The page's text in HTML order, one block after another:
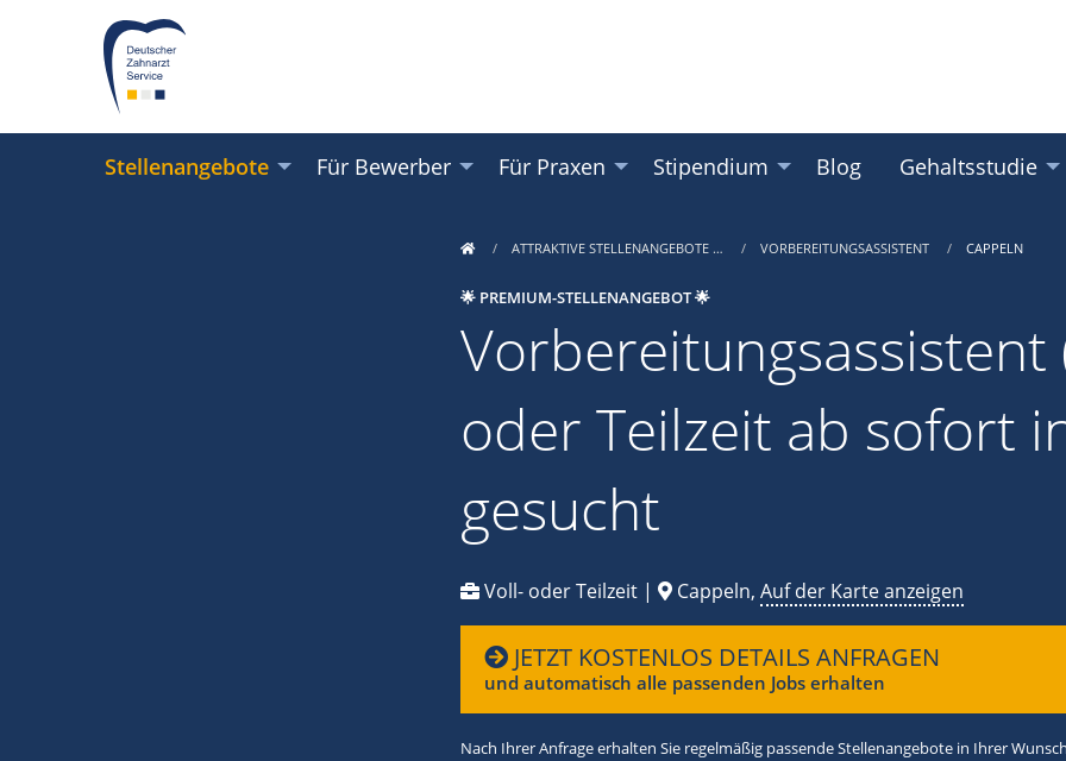
Stellenangebote Für Bewerber Für Praxen Stipendium Blog Gehaltsstudie
ATTRAKTIVE STELLENANGEBOTE … VORBEREITUNGSASSISTENT CAPPELN
🌟 PREMIUM-STELLENANGEBOT 🌟
oder Teilzeit ab sofort
gesucht
Voll- oder Teilzeit | Cappeln, Auf der Karte anzeigen
JETZT KOSTENLOS DETAILS ANFRAGEN
und automatisch alle passenden Jobs erhalten
Nach Ihrer Anfrage erhalten Sie regelmäßig passende Stellenangebote in Ihrer